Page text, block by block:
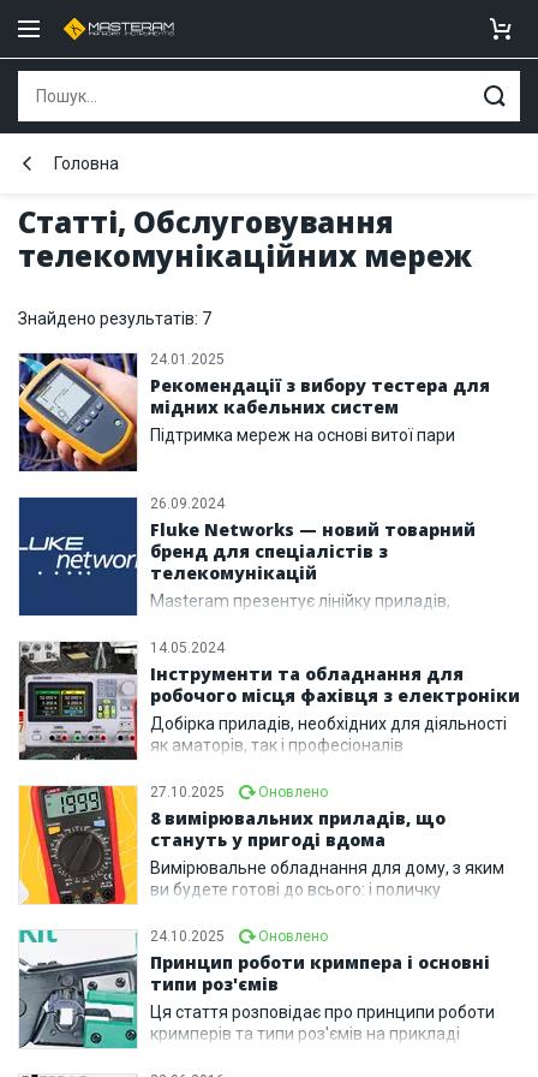
Статті, Обслуговування
телекомунікаційних мереж
Головна
Знайдено результатів: 7
24.01.2025
Рекомендації з вибору тестера для
мідних кабельних систем
Підтримка мереж на основі витої пари
26.09.2024
Fluke Networks — новий товарний
бренд для спеціалістів з
телекомунікацій
Masteram презентує лінійку приладів,
структурованими кабельними системами
14.05.2024
Інструменти та обладнання для
робочого місця фахівця з електроніки
Добірка приладів, необхідних для діяльності
як аматорів, так і професіоналів
27.10.2025 Оновлено
8 вимірювальних приладів, що
стануть у пригоді вдома
Вимірювальне обладнання для дому, з яким
ви будете готові до всього: і поличку
багато чого іншого!
24.10.2025 Оновлено
Принцип роботи кримпера і основні
типи роз'ємів
Ця стаття розповідає про принципи роботи
кримперів та типи роз'ємів на прикладі